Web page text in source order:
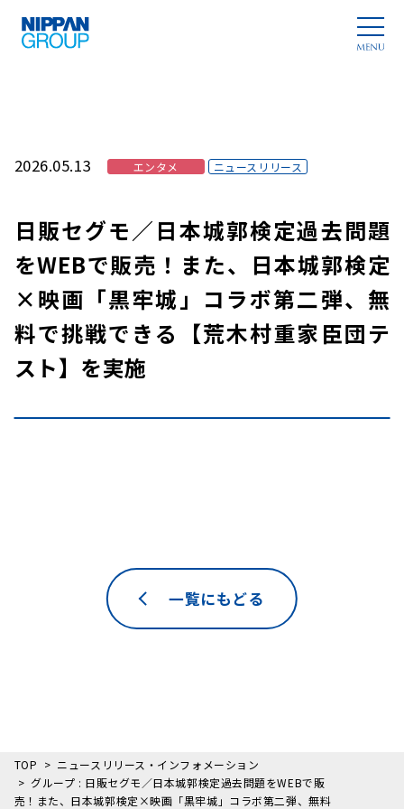
2026.05.13 エンタメ ニュースリリース
日販セグモ／日本城郭検定過去問題
をWEBで販売！また、日本城郭検定
×映画「黒牢城」コラボ第二弾、無
料で挑戦できる【荒木村重家臣団テ
スト】を実施
一覧にもどる
TOP
ニュースリリース・インフォメーション
グループ : 日販セグモ／日本城郭検定過去問題をWEBで販
売！また、日本城郭検定×映画「黒牢城」コラボ第二弾、無料